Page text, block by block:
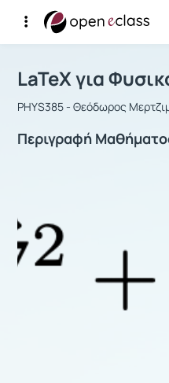
Αρχική Σελίδα
Μάθημα : LaTeX
LaTeX για
PHYS385 - Θεόδωρος
Περιγραφή